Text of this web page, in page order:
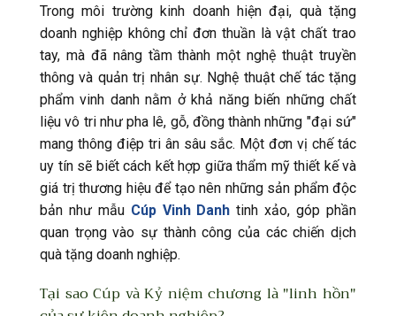
Trong môi trường kinh doanh hiện đại, quà tặng
doanh nghiệp không chỉ đơn thuần là vật chất trao
tay, mà đã nâng tầm thành một nghệ thuật truyền
thông và quản trị nhân sự. Nghệ thuật chế tác tặng
phẩm vinh danh nằm ở khả năng biến những chất
liệu vô tri như pha lê, gỗ, đồng thành những "đại sứ"
mang thông điệp tri ân sâu sắc. Một đơn vị chế tác
uy tín sẽ biết cách kết hợp giữa thẩm mỹ thiết kế và
giá trị thương hiệu để tạo nên những sản phẩm độc
bản như mẫu Cúp Vinh Danh tinh xảo, góp phần
quan trọng vào sự thành công của các chiến dịch
quà tặng doanh nghiệp.
Tại sao Cúp và Kỷ niệm chương là "linh hồn"